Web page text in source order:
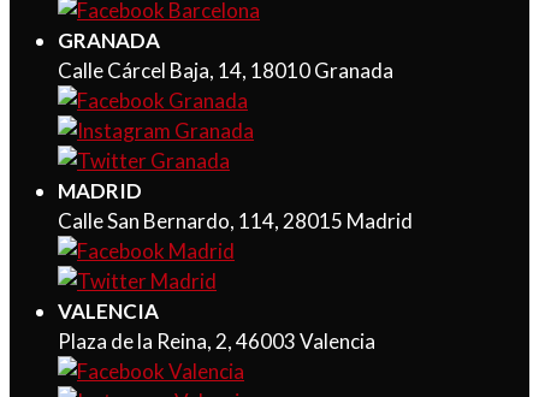
GRANADA
Calle Cárcel Baja, 14, 18010 Granada
MADRID
Calle San Bernardo, 114, 28015 Madrid
VALENCIA
Plaza de la Reina, 2, 46003 Valencia